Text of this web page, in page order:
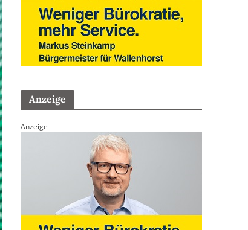
Anzeige
Anzeige